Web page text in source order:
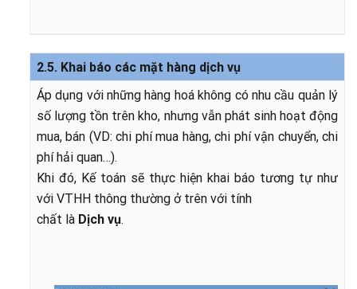
2.5. Khai báo các mặt hàng dịch vụ
Áp dụng với những hàng hoá không có nhu cầu quản lý
số lượng tồn trên kho, nhưng vẫn phát sinh hoạt động
mua, bán (VD: chi phí mua hàng, chi phí vận chuyển, chi
phí hải quan…).
Khi đó, Kế toán sẽ thực hiện khai báo tương tự như
với VTHH thông thường ở trên với tính
chất là Dịch vụ.